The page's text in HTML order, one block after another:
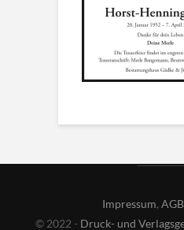
Impressum, AGB
© 2022 - Druck- und